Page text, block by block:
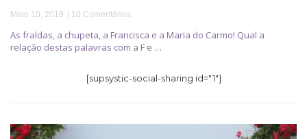
Maio 10, 2019 10 Comentários
As fraldas, a chupeta, a Francisca e a Maria do Carmo! Qual a
relação destas palavras com a F e …
[supsystic-social-sharing id="1"]